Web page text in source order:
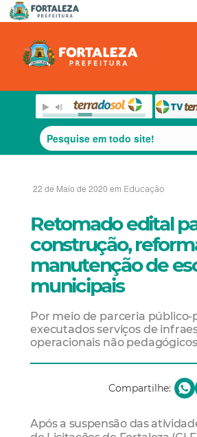
22 de Maio de 2020 em Educação
Retomado edital
construção,
manutenção de
municipais
Por meio de parceria público-
executados serviços de
operacionais não pedagógicos
Compartilhe:
Após a suspensão das